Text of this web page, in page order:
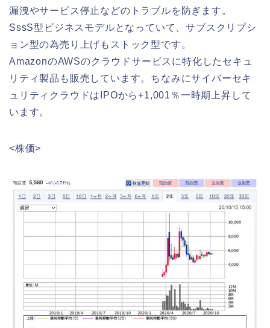
漏洩やサービス停止などのトラブルを防ぎます。
SssS型ビジネスモデルとなっていて、サブスクリプシ
ョン型の為売り上げもストック型です。
AmazonのAWSのクラウドサービスに特化したセキュ
リティ製品も販売しています。ちなみにサイバーセキ
ュリティクラウドはIPOから+1,001％一時期上昇して
います。
<株価>